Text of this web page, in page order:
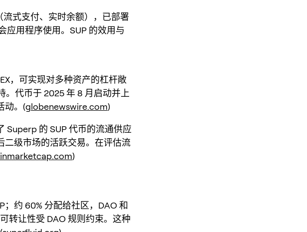
式支付、实时余额），已部署
应用程序使用。SUP 的效用与
，可实现对多种资产的杠杆敞
。代币于 2025 年 8 月启动并上
动。(globenewswire.com)
Superp 的 SUP 代币的流通供应
二级市场的活跃交易。在评估流
)
约 60% 分配给社区，DAO 和
转让性受 DAO 规则约束。这种